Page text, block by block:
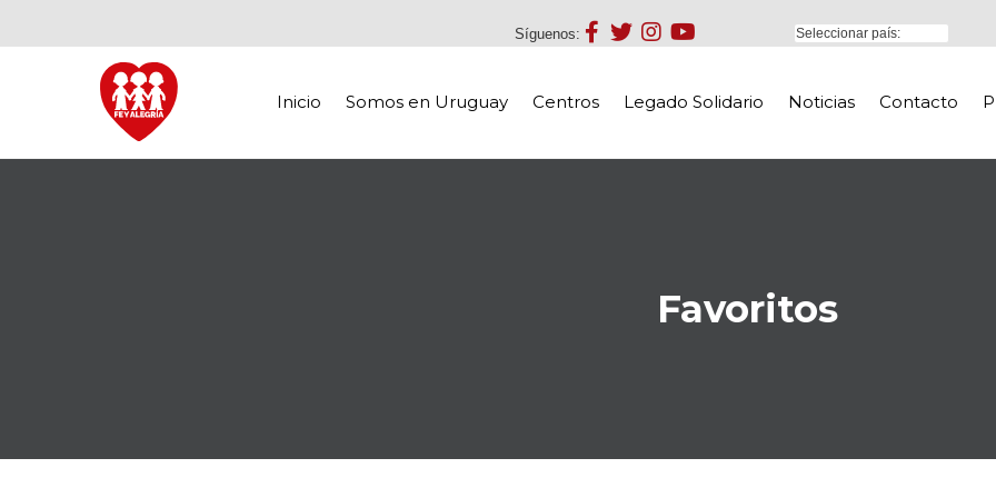
Síguenos:
Inicio Somos en Uruguay Centros Legado Solidario Noticias Contacto
Favoritos